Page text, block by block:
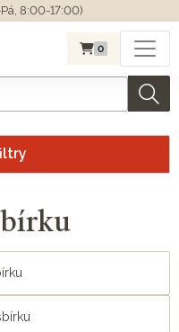
8:00-17:00)
0